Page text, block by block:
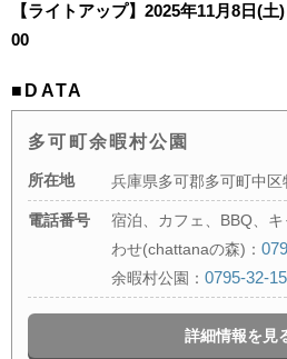
【ライトアップ】2025年11月8日(
00
■DATA
多可町余暇村公園
所在地 兵庫県多可郡多可町中区
電話番号
宿泊、カフェ、BBQ、
わせ(chattanaの森)：
余暇村公園：0795-32-
詳細情報を見